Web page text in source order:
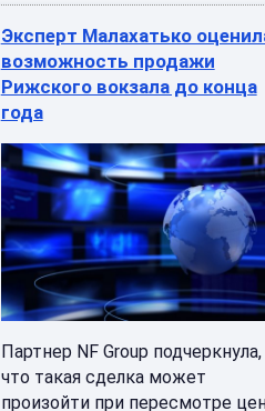
Эксперт Малахатько
возможность продажи
Рижского вокзала до конца
года
Партнер NF Group подчеркнула,
что такая сделка может
произойти при пересмотре